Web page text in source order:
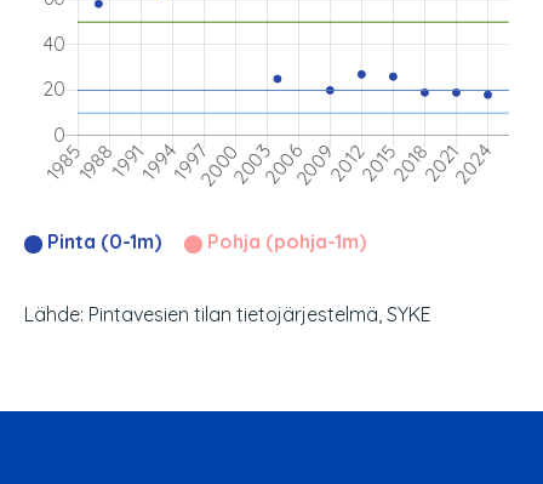
Pinta (0-1m) Pohja (pohja-1m)
Lähde: Pintavesien tilan tietojärjestelmä, SYKE